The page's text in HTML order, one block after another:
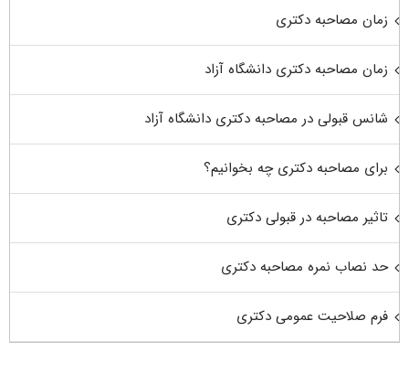
زمان مصاحبه دکتری
زمان مصاحبه دکتری دانشگاه آزاد
شانس قبولی در مصاحبه دکتری دانشگاه آزاد
برای مصاحبه دکتری چه بخوانیم؟
تاثیر مصاحبه در قبولی دکتری
حد نصاب نمره مصاحبه دکتری
فرم صلاحیت عمومی دکتری